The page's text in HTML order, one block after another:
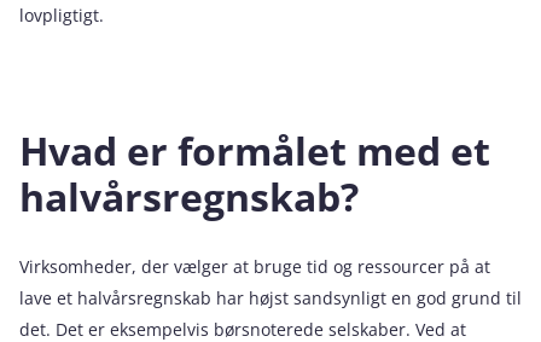
lovpligtigt.
Hvad er formålet med et
halvårsregnskab?
Virksomheder, der vælger at bruge tid og ressourcer på at
lave et halvårsregnskab har højst sandsynligt en god grund til
det. Det er eksempelvis børsnoterede selskaber. Ved at